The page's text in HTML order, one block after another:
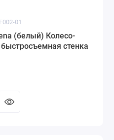
01
(белый) Колесо-
стенка